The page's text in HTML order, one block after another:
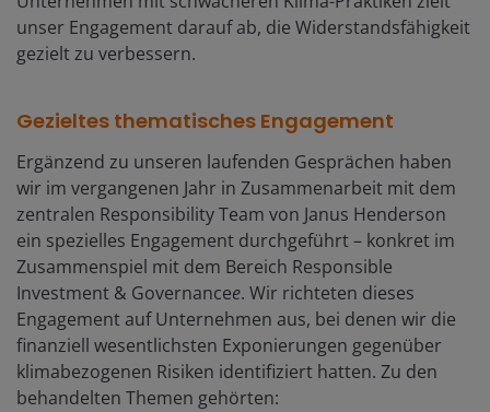
unser Engagement darauf ab, die Widerstandsfähigkeit
gezielt zu verbessern.
Gezieltes thematisches Engagement
Ergänzend zu unseren laufenden Gesprächen haben
wir im vergangenen Jahr in Zusammenarbeit mit dem
zentralen Responsibility Team von Janus Henderson
ein spezielles Engagement durchgeführt – konkret im
Zusammenspiel mit dem Bereich Responsible
Investment & Governancee. Wir richteten dieses
Engagement auf Unternehmen aus, bei denen wir die
finanziell wesentlichsten Exponierungen gegenüber
klimabezogenen Risiken identifiziert hatten. Zu den
behandelten Themen gehörten: